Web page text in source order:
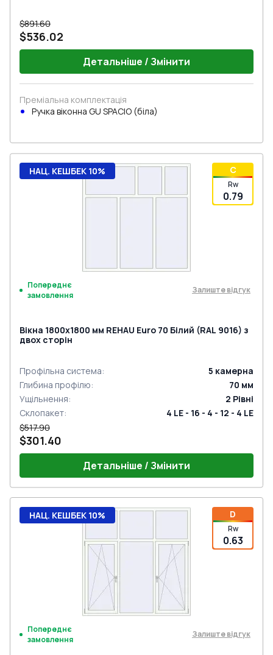
$891.60
$536.02
Детальніше / Змінити
Преміальна комплектація
Ручка віконна GU SPACIO (біла)
C
Rw
0.79
НАЦ. КЕШБЕК 10%
Попереднє
замовлення
Залиште відгук
Вікна 1800x1800 мм REHAU Euro 70 Білий (RAL 9016) з
двох сторін
Профільна система: 5 камерна
Глибина профілю: 70 мм
Ущільнення: 2 Рівні
Склопакет:
4 LE - 16 - 4 - 12 - 4 LE
$517.90
$301.40
Детальніше / Змінити
D
Rw
0.63
НАЦ. КЕШБЕК 10%
Попереднє
замовлення
Залиште відгук